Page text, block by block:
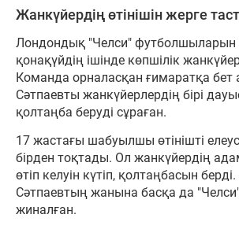
Жанкүйердің өтінішін жерге
Лондондық "Челси" футболшыларын
қонақүйдің ішінде көпшілік
Команда орналасқан ғимаратқа бет
Сәтпаевты жанкүйерлердің бірі
қолтаңба беруді сұраған.
17 жастағы шабуылшы өтінішті
бірден тоқтады. Ол жанкүйердің
өтіп келуін күтіп, қолтаңбасын
Сәтпаевтың жанына басқа да
жиналған.